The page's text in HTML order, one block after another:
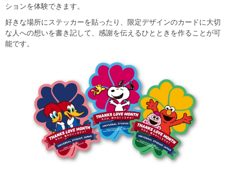
ションを体験できます。
好きな場所にステッカーを貼ったり、限定デザインのカードに大切
な人への想いを書き記して、感謝を伝えるひとときを作ることが可
能です。